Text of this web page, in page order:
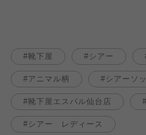
靴下屋 シアー
アニマル柄 シアーソ
靴下屋エスパル仙台店
シアー レディース